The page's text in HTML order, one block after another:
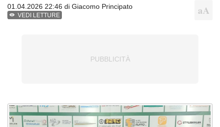
01.04.2026 22:46 di Giacomo Principato
VEDI LETTURE